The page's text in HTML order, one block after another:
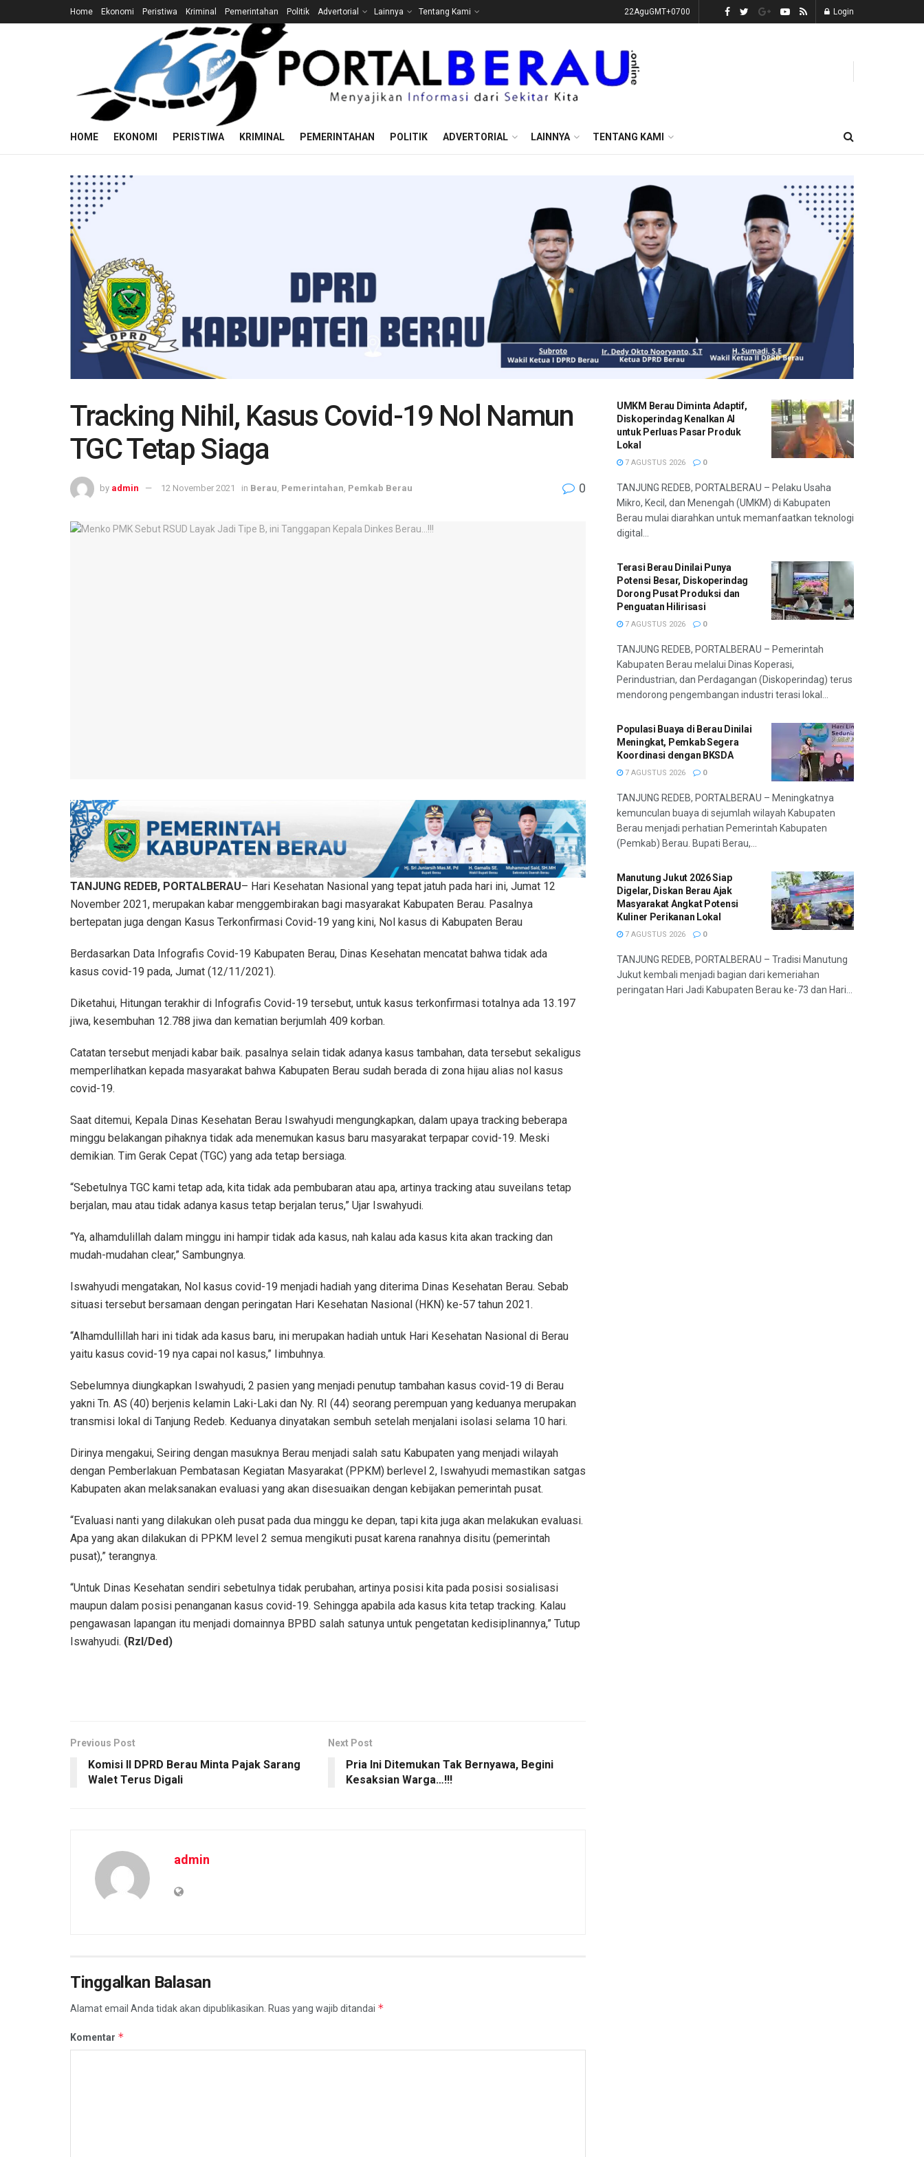
Home Ekonomi Peristiwa Kriminal Pemerintahan Politik Advertorial Lainnya Tentang Kami 22AguGMT+0700 Login
HOME EKONOMI PERISTIWA KRIMINAL PEMERINTAHAN POLITIK ADVERTORIAL LAINNYA TENTANG KAMI
Tracking Nihil, Kasus Covid-19 Nol Namun
TGC Tetap Siaga
by admin 12 November 2021 in Berau, Pemerintahan, Pemkab Berau 0
TANJUNG REDEB, PORTALBERAU– Hari Kesehatan Nasional yang tepat jatuh pada hari ini, Jumat 12
November 2021, merupakan kabar menggembirakan bagi masyarakat Kabupaten Berau. Pasalnya
bertepatan juga dengan Kasus Terkonfirmasi Covid-19 yang kini, Nol kasus di Kabupaten Berau
Berdasarkan Data Infografis Covid-19 Kabupaten Berau, Dinas Kesehatan mencatat bahwa tidak ada
kasus covid-19 pada, Jumat (12/11/2021).
Diketahui, Hitungan terakhir di Infografis Covid-19 tersebut, untuk kasus terkonfirmasi totalnya ada 13.197
jiwa, kesembuhan 12.788 jiwa dan kematian berjumlah 409 korban.
Catatan tersebut menjadi kabar baik. pasalnya selain tidak adanya kasus tambahan, data tersebut sekaligus
memperlihatkan kepada masyarakat bahwa Kabupaten Berau sudah berada di zona hijau alias nol kasus
covid-19.
Saat ditemui, Kepala Dinas Kesehatan Berau Iswahyudi mengungkapkan, dalam upaya tracking beberapa
minggu belakangan pihaknya tidak ada menemukan kasus baru masyarakat terpapar covid-19. Meski
demikian. Tim Gerak Cepat (TGC) yang ada tetap bersiaga.
“Sebetulnya TGC kami tetap ada, kita tidak ada pembubaran atau apa, artinya tracking atau suveilans tetap
berjalan, mau atau tidak adanya kasus tetap berjalan terus,” Ujar Iswahyudi.
“Ya, alhamdulillah dalam minggu ini hampir tidak ada kasus, nah kalau ada kasus kita akan tracking dan
mudah-mudahan clear,” Sambungnya.
Iswahyudi mengatakan, Nol kasus covid-19 menjadi hadiah yang diterima Dinas Kesehatan Berau. Sebab
situasi tersebut bersamaan dengan peringatan Hari Kesehatan Nasional (HKN) ke-57 tahun 2021.
“Alhamdullillah hari ini tidak ada kasus baru, ini merupakan hadiah untuk Hari Kesehatan Nasional di Berau
yaitu kasus covid-19 nya capai nol kasus,” Iimbuhnya.
Sebelumnya diungkapkan Iswahyudi, 2 pasien yang menjadi penutup tambahan kasus covid-19 di Berau
yakni Tn. AS (40) berjenis kelamin Laki-Laki dan Ny. RI (44) seorang perempuan yang keduanya merupakan
transmisi lokal di Tanjung Redeb. Keduanya dinyatakan sembuh setelah menjalani isolasi selama 10 hari.
Dirinya mengakui, Seiring dengan masuknya Berau menjadi salah satu Kabupaten yang menjadi wilayah
dengan Pemberlakuan Pembatasan Kegiatan Masyarakat (PPKM) berlevel 2, Iswahyudi memastikan satgas
Kabupaten akan melaksanakan evaluasi yang akan disesuaikan dengan kebijakan pemerintah pusat.
“Evaluasi nanti yang dilakukan oleh pusat pada dua minggu ke depan, tapi kita juga akan melakukan evaluasi.
Apa yang akan dilakukan di PPKM level 2 semua mengikuti pusat karena ranahnya disitu (pemerintah
pusat),” terangnya.
“Untuk Dinas Kesehatan sendiri sebetulnya tidak perubahan, artinya posisi kita pada posisi sosialisasi
maupun dalam posisi penanganan kasus covid-19. Sehingga apabila ada kasus kita tetap tracking. Kalau
pengawasan lapangan itu menjadi domainnya BPBD salah satunya untuk pengetatan kedisiplinannya,” Tutup
Iswahyudi. (Rzl/Ded)
Previous Post
Komisi II DPRD Berau Minta Pajak Sarang
Walet Terus Digali
Next Post
Pria Ini Ditemukan Tak Bernyawa, Begini
Kesaksian Warga…!!!
admin
Tinggalkan Balasan
Alamat email Anda tidak akan dipublikasikan. Ruas yang wajib ditandai *
Komentar *
UMKM Berau Diminta Adaptif,
Diskoperindag Kenalkan AI
untuk Perluas Pasar Produk
Lokal
7 AGUSTUS 2026 0
TANJUNG REDEB, PORTALBERAU – Pelaku Usaha
Mikro, Kecil, dan Menengah (UMKM) di Kabupaten
Berau mulai diarahkan untuk memanfaatkan teknologi
digital...
Terasi Berau Dinilai Punya
Potensi Besar, Diskoperindag
Dorong Pusat Produksi dan
Penguatan Hilirisasi
7 AGUSTUS 2026 0
TANJUNG REDEB, PORTALBERAU – Pemerintah
Kabupaten Berau melalui Dinas Koperasi,
Perindustrian, dan Perdagangan (Diskoperindag) terus
mendorong pengembangan industri terasi lokal...
Populasi Buaya di Berau Dinilai
Meningkat, Pemkab Segera
Koordinasi dengan BKSDA
7 AGUSTUS 2026 0
TANJUNG REDEB, PORTALBERAU – Meningkatnya
kemunculan buaya di sejumlah wilayah Kabupaten
Berau menjadi perhatian Pemerintah Kabupaten
(Pemkab) Berau. Bupati Berau,...
Manutung Jukut 2026 Siap
Digelar, Diskan Berau Ajak
Masyarakat Angkat Potensi
Kuliner Perikanan Lokal
7 AGUSTUS 2026 0
TANJUNG REDEB, PORTALBERAU – Tradisi Manutung
Jukut kembali menjadi bagian dari kemeriahan
peringatan Hari Jadi Kabupaten Berau ke-73 dan Hari...